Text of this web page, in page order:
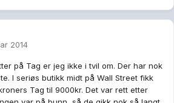
2014
på Tag er jeg ikke i tvil om. Der har nok
I seriøs butikk midt på Wall Street fikk
Tag til 9000kr. Det var rett etter